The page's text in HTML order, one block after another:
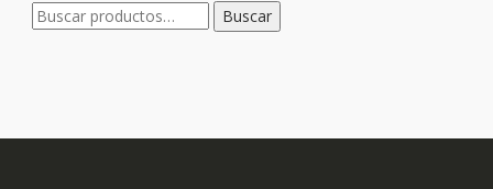
Buscar
por:
Buscar